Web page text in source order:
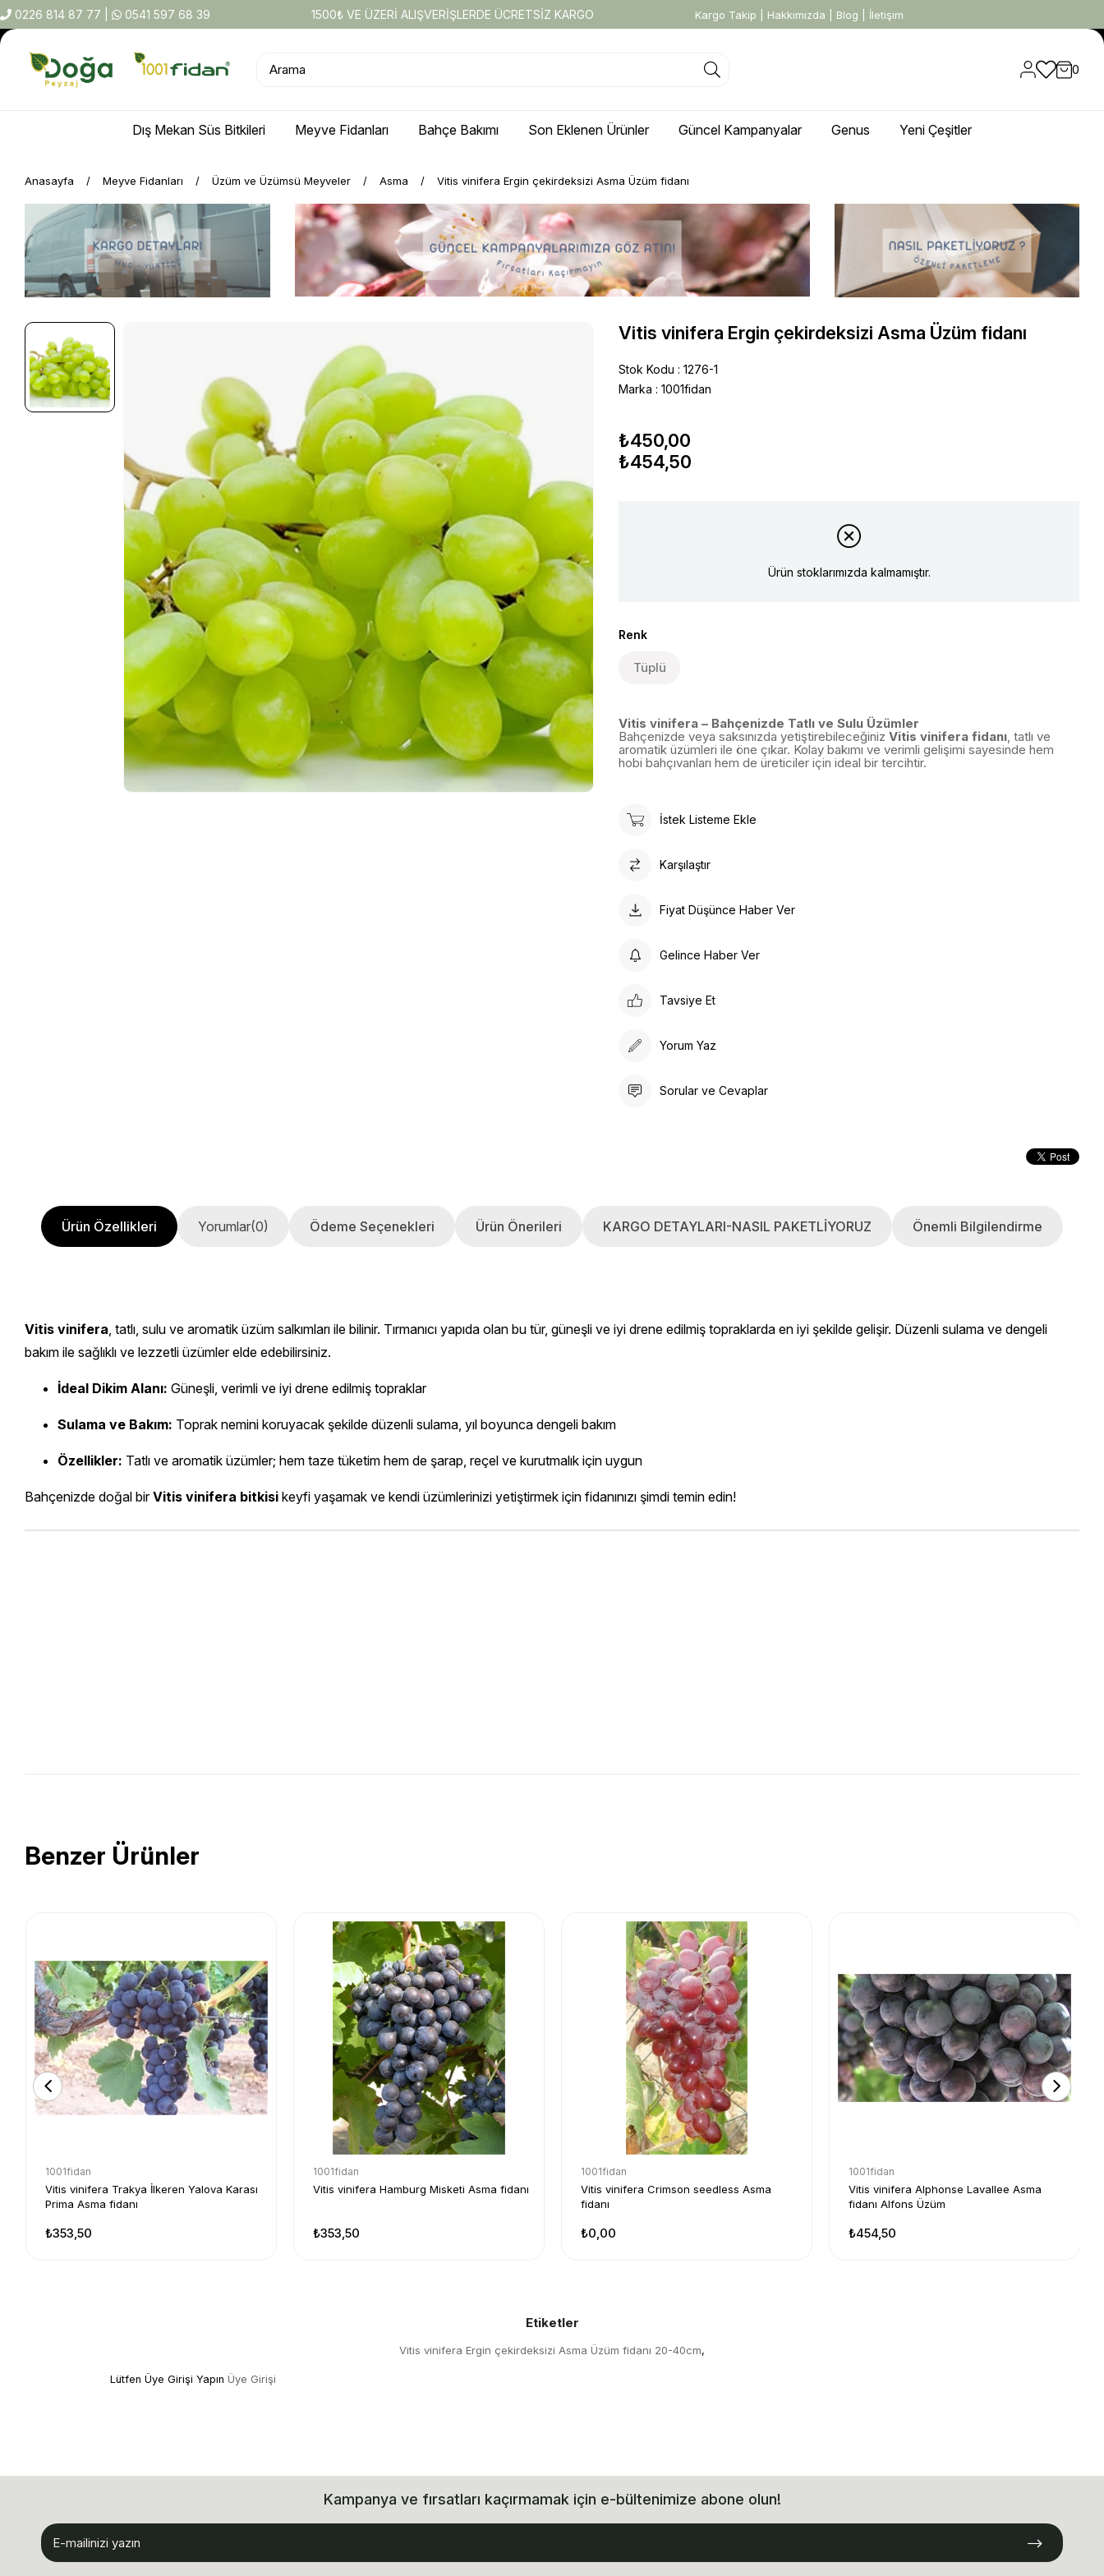
0226 814 87 77 0541 597 68 39 1500₺ VE ÜZERİ ALIŞVERİŞLERDE ÜCRETSİZ KARGO Kargo Takip Hakkımızda Blog İletişim
0
Dış Mekan Süs Bitkileri Meyve Fidanları Bahçe Bakımı Son Eklenen Ürünler Güncel Kampanyalar Genus Yeni Çeşitler
Anasayfa Meyve Fidanları Üzüm ve Üzümsü Meyveler Asma Vitis vinifera Ergin çekirdeksizi Asma Üzüm fidanı
Vitis vinifera Ergin çekirdeksizi Asma Üzüm fidanı
Stok Kodu
1276-1
Marka : 1001fidan
₺450,00
₺454,50
Ürün stoklarımızda kalmamıştır.
Renk
Tüplü
Vitis vinifera – Bahçenizde Tatlı ve Sulu Üzümler
Bahçenizde veya saksınızda yetiştirebileceğinizVitis vinifera fidanı, tatlı ve
aromatik üzümleri ile öne çıkar. Kolay bakımı ve verimli gelişimi sayesinde hem
hobi bahçıvanları hem de üreticiler için ideal bir tercihtir.
İstek Listeme Ekle
Karşılaştır
Fiyat Düşünce Haber Ver
Gelince Haber Ver
Tavsiye Et
Yorum Yaz
Sorular ve Cevaplar
Ürün Özellikleri Yorumlar(0) Ödeme Seçenekleri Ürün Önerileri KARGO DETAYLARI-NASIL PAKETLİYORUZ Önemli Bilgilendirme
Vitis vinifera , tatlı, sulu ve aromatik üzüm salkımları ile bilinir. Tırmanıcı yapıda olan bu tür, güneşli ve iyi drene edilmiş topraklarda en iyi şekilde gelişir. Düzenli sulama ve dengeli
bakım ile sağlıklı ve lezzetli üzümler elde edebilirsiniz.
İdeal Dikim Alanı: Güneşli, verimli ve iyi drene edilmiş topraklar
Sulama ve Bakım: Toprak nemini koruyacak şekilde düzenli sulama, yıl boyunca dengeli bakım
Özellikler: Tatlı ve aromatik üzümler; hem taze tüketim hem de şarap, reçel ve kurutmalık için uygun
Bahçenizde doğal birVitis vinifera bitkisi keyfi yaşamak ve kendi üzümlerinizi yetiştirmek için fidanınızı şimdi temin edin!
Benzer Ürünler
1001fidan
Vitis vinifera Trakya İlkeren Yalova Karası
Prima Asma fidanı
₺353,50
1001fidan
Vitis vinifera Hamburg Misketi Asma fidanı
₺353,50
1001fidan
Vitis vinifera Crimson seedless Asma
fidanı
₺0,00
1001fidan
Vitis vinifera Alphonse Lavallee Asma
fidanı Alfons Üzüm
₺454,50
Etiketler
Vitis vinifera Ergin çekirdeksizi Asma Üzüm fidanı 20-40cm,
Lütfen Üye Girişi Yapın Üye Girişi
Kampanya ve fırsatları kaçırmamak için e-bültenimize abone olun!